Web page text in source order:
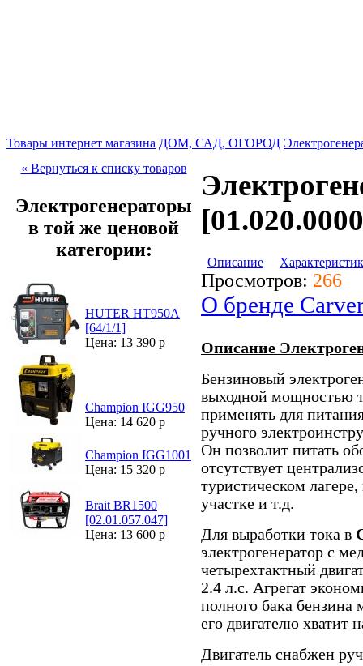
Товары интернет магазина ДОМ, САД, ОГОРОД
« Вернуться к списку товаров
Электрогенераторы
в той же ценовой
категории:
HUTER HT950A
[64/1/1]
Цена: 13 390 р
Champion IGG950
Цена: 14 620 р
Champion IGG1001
Цена: 15 320 р
Brait BR1500
[02.01.057.047]
Цена: 13 600 р
Описание
Просмотров: 266
О бренде
Описание
Бензиновый
выходной мощностью
применять для
ручного
Он позволит питать
отсутствует
туристическом
участке и т.д.
Для выработки тока в
электрогенератор с
четырехтактный
2.4 л.с. Агрегат
полного бака
его двигателю хватит
Двигатель снабжен